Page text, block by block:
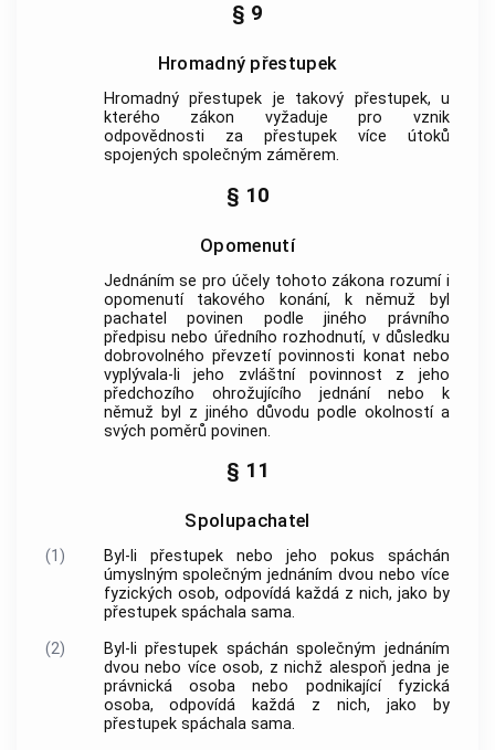
§ 9
Hromadný přestupek
Hromadný přestupek je takový přestupek, u
kterého zákon vyžaduje pro vznik
odpovědnosti za přestupek více útoků
spojených společným záměrem.
§ 10
Opomenutí
Jednáním se pro účely tohoto zákona rozumí i
opomenutí takového konání, k němuž byl
pachatel povinen podle jiného právního
předpisu nebo úředního rozhodnutí, v důsledku
dobrovolného převzetí povinnosti konat nebo
vyplývala-li jeho zvláštní povinnost z jeho
předchozího ohrožujícího jednání nebo k
němuž byl z jiného důvodu podle okolností a
svých poměrů povinen.
§ 11
Spolupachatel
(1)
Byl-li přestupek nebo jeho pokus spáchán
úmyslným společným jednáním dvou nebo více
fyzických osob, odpovídá každá z nich, jako by
přestupek spáchala sama.
(2)
Byl-li přestupek spáchán společným jednáním
dvou nebo více osob, z nichž alespoň jedna je
právnická osoba nebo podnikající fyzická
osoba, odpovídá každá z nich, jako by
přestupek spáchala sama.